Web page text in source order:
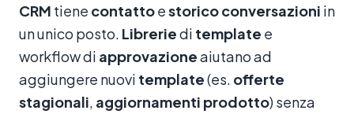
CRM tiene contattoestoricoconversazioni in
un unico posto. Libreriedi template e
workflow di approvazioneaiutano ad
aggiungere nuovi template(es. offerte
stagionali, aggiornamenti prodotto) senza